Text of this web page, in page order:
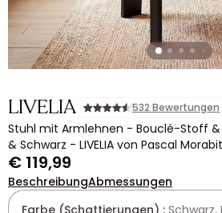
LIVELIA 532 Bewertungen
Stuhl mit Armlehnen - Bouclé-Stoff &
& Schwarz - LIVELIA von Pascal
€ 119,99
BeschreibungAbmessungen
Farbe (Schattierungen) : Schwarz,